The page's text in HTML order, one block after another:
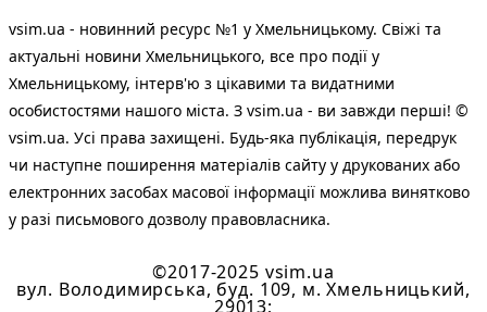
vsim.ua - новинний ресурс №1 у Хмельницькому. Свіжі та
актуальні новини Хмельницького, все про події у
Хмельницькому, інтерв'ю з цікавими та видатними
особистостями нашого міста. З vsim.ua - ви завжди перші! ©
vsim.ua. Усі права захищені. Будь-яка публiкацiя, передрук
чи наступне поширення матеріалів сайту у друкованих або
електронних засобах масової інформації можлива винятково
у разі письмового дозволу правовласника.
©2017-2025 vsim.ua
вул. Володимирська, буд. 109, м. Хмельницький,
29013;